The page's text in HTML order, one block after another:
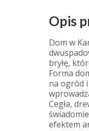
Opis
Dom w
bryłę,
Forma
na ogród
Cegła,
efektem